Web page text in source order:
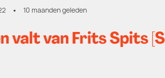
10 maanden geleden
valt van Frits Spits